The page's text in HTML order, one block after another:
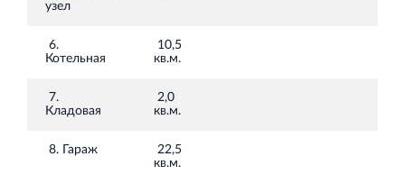
узел
6.
Котельная
10,5
кв.м.
7.
Кладовая
2,0
кв.м.
8. Гараж
22,5
кв.м.